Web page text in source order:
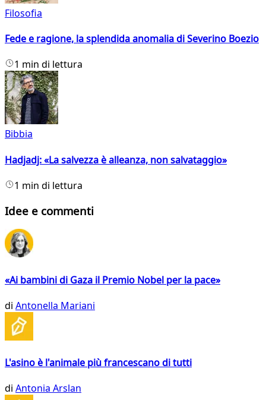
Filosofia
Fede e ragione, la splendida anomalia di Severino Boezio
1 min di lettura
Bibbia
Hadjadj: «La salvezza è alleanza, non salvataggio»
1 min di lettura
Idee e commenti
«Ai bambini di Gaza il Premio Nobel per la pace»
di Antonella Mariani
L'asino è l'animale più francescano di tutti
di Antonia Arslan